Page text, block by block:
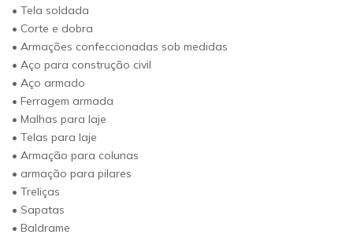
• Tela soldada
• Corte e dobra
• Armações confeccionadas sob medidas
• Aço para construção civil
• Aço armado
• Ferragem armada
• Malhas para laje
• Telas para laje
• Armação para colunas
• armação para pilares
• Treliças
• Sapatas
• Baldrame